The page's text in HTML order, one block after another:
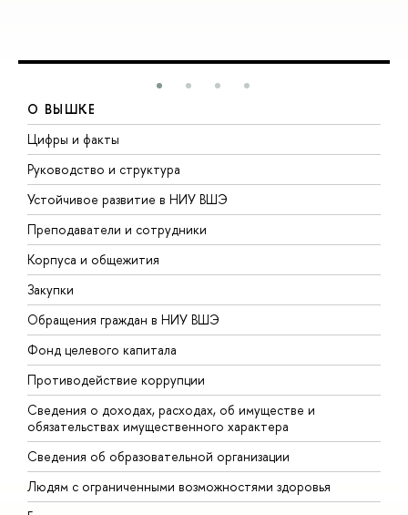
О ВЫШКЕ
Цифры и факты
Руководство и структура
Устойчивое развитие в НИУ ВШЭ
Преподаватели и сотрудники
Корпуса и общежития
Закупки
Обращения граждан в НИУ ВШЭ
Фонд целевого капитала
Противодействие коррупции
Сведения о доходах, расходах, об имуществе и
обязательствах имущественного характера
Сведения об образовательной организации
Людям с ограниченными возможностями здоровья